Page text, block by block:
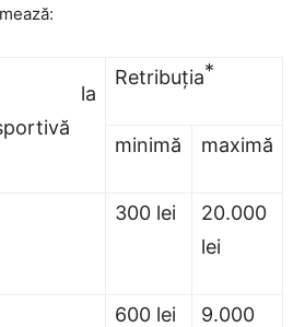
la
Retribuţia*
minimă maximă
300 lei
20.000
lei
600 lei
9.000